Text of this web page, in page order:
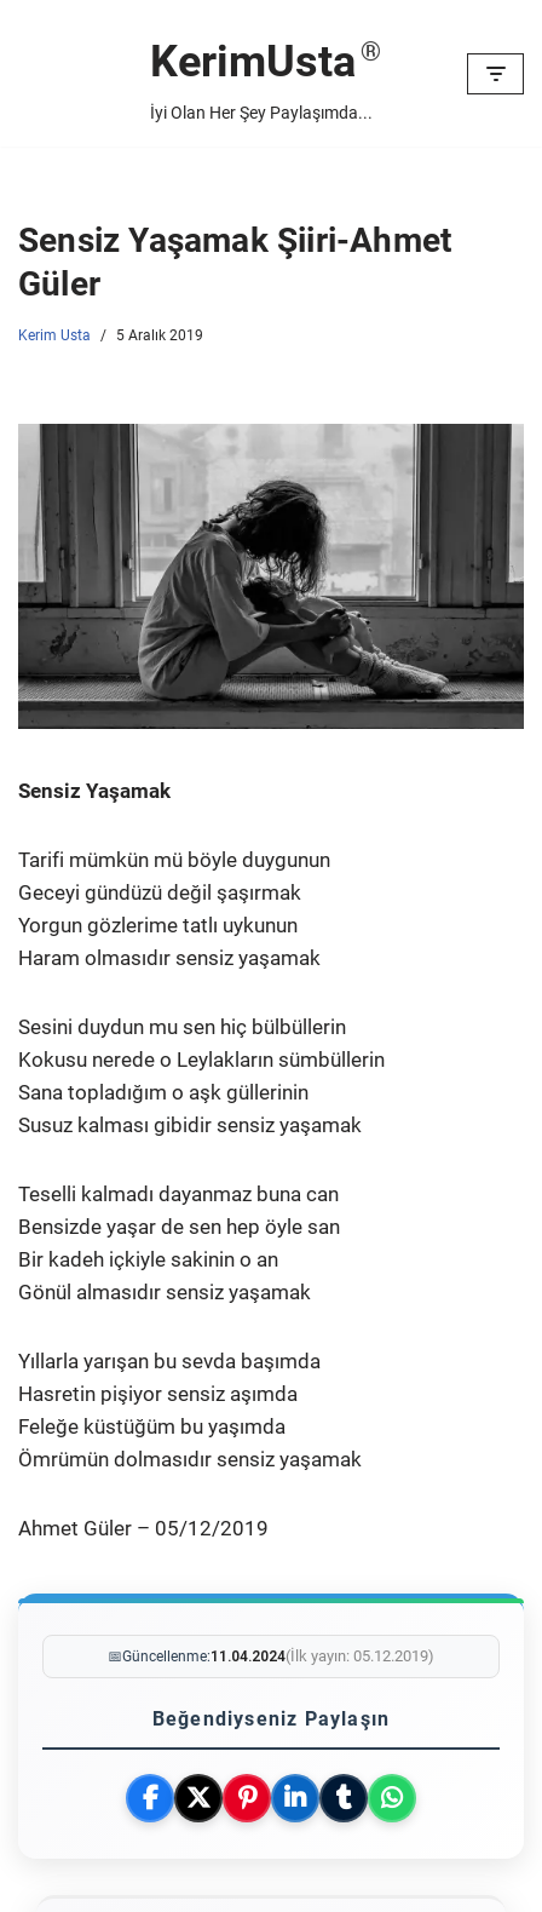
KerimUsta
İyi Olan Her Şey Paylaşımda...
Sensiz Yaşamak Şiiri-Ahmet
Güler
Kerim Usta 5 Aralık 2019
Sensiz Yaşamak
Tarifi mümkün mü böyle duygunun
Geceyi gündüzü değil şaşırmak
Yorgun gözlerime tatlı uykunun
Haram olmasıdır sensiz yaşamak
Sesini duydun mu sen hiç bülbüllerin
Kokusu nerede o Leylakların sümbüllerin
Sana topladığım o aşk güllerinin
Susuz kalması gibidir sensiz yaşamak
Teselli kalmadı dayanmaz buna can
Bensizde yaşar de sen hep öyle san
Bir kadeh içkiyle sakinin o an
Gönül almasıdır sensiz yaşamak
Yıllarla yarışan bu sevda başımda
Hasretin pişiyor sensiz aşımda
Feleğe küstüğüm bu yaşımda
Ömrümün dolmasıdır sensiz yaşamak
Ahmet Güler – 05/12/2019
📅Güncellenme:11.04.2024(İlk yayın: 05.12.2019)
Beğendiyseniz Paylaşın